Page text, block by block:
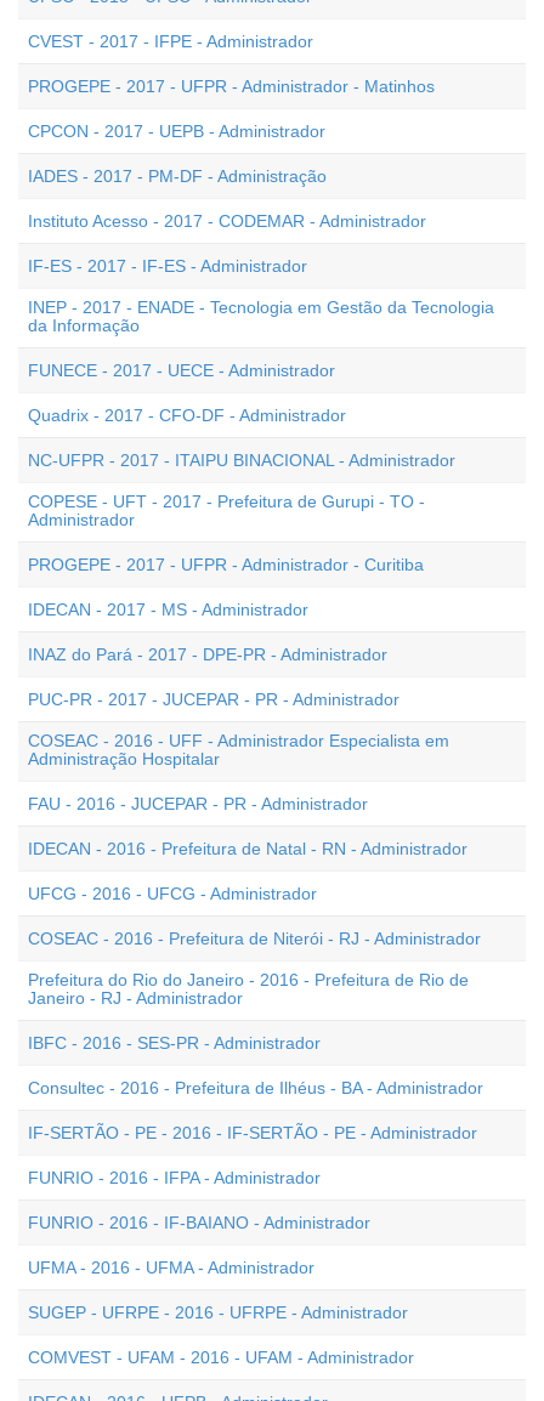
CVEST - 2017 - IFPE - Administrador
PROGEPE - 2017 - UFPR - Administrador - Matinhos
CPCON - 2017 - UEPB - Administrador
IADES - 2017 - PM-DF - Administração
Instituto Acesso - 2017 - CODEMAR - Administrador
IF-ES - 2017 - IF-ES - Administrador
INEP - 2017 - ENADE - Tecnologia em Gestão da Tecnologia
da Informação
FUNECE - 2017 - UECE - Administrador
Quadrix - 2017 - CFO-DF - Administrador
NC-UFPR - 2017 - ITAIPU BINACIONAL - Administrador
COPESE - UFT - 2017 - Prefeitura de Gurupi - TO -
Administrador
PROGEPE - 2017 - UFPR - Administrador - Curitiba
IDECAN - 2017 - MS - Administrador
INAZ do Pará - 2017 - DPE-PR - Administrador
PUC-PR - 2017 - JUCEPAR - PR - Administrador
COSEAC - 2016 - UFF - Administrador Especialista em
Administração Hospitalar
FAU - 2016 - JUCEPAR - PR - Administrador
IDECAN - 2016 - Prefeitura de Natal - RN - Administrador
UFCG - 2016 - UFCG - Administrador
COSEAC - 2016 - Prefeitura de Niterói - RJ - Administrador
Prefeitura do Rio do Janeiro - 2016 - Prefeitura de Rio de
Janeiro - RJ - Administrador
IBFC - 2016 - SES-PR - Administrador
Consultec - 2016 - Prefeitura de Ilhéus - BA - Administrador
IF-SERTÃO - PE - 2016 - IF-SERTÃO - PE - Administrador
FUNRIO - 2016 - IFPA - Administrador
FUNRIO - 2016 - IF-BAIANO - Administrador
UFMA - 2016 - UFMA - Administrador
SUGEP - UFRPE - 2016 - UFRPE - Administrador
COMVEST - UFAM - 2016 - UFAM - Administrador